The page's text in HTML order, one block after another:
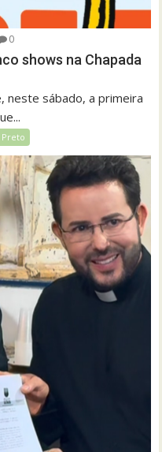
0
shows na Chapada
neste sábado, a primeira